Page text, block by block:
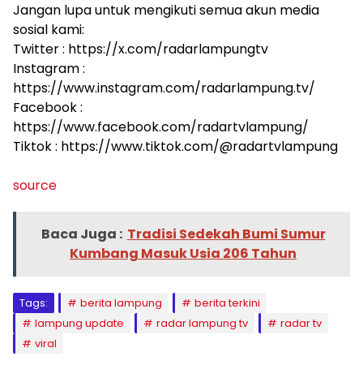
Jangan lupa untuk mengikuti semua akun media
sosial kami:
Twitter : https://x.com/radarlampungtv
Instagram :
https://www.instagram.com/radarlampung.tv/
Facebook :
https://www.facebook.com/radartvlampung/
Tiktok : https://www.tiktok.com/@radartvlampung
source
Baca Juga : Tradisi Sedekah Bumi Sumur
Kumbang Masuk Usia 206 Tahun
Tags: berita lampung
berita terkini
lampung update
radar lampung tv
radar tv
viral